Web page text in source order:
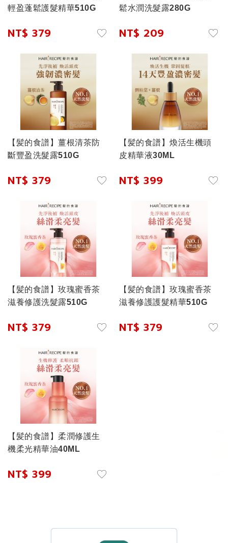
輕盈蓬鬆護髮精華510G
NT$ 379
鬆水潤洗髮露280G
NT$ 209
【髪的食譜】薑根清茶防
斷豐盈洗髮露510G
NT$ 379
【髪的食譜】煥活生機頭
皮精華液30ML
NT$ 399
【髪的食譜】玫瑰蜜香茶
滋養修護洗髮露510G
NT$ 379
【髪的食譜】玫瑰蜜香茶
滋養修護護髮精華510G
NT$ 379
【髪的食譜】柔潤修護生
機柔光精華油40ML
NT$ 399